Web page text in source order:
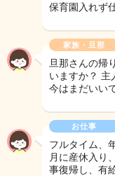
保育園入れず
家族・旦那
旦那さんの帰
いますか？ 主
今はまだいい
お仕事
フルタイム、
月に産休入り
事復帰し、有